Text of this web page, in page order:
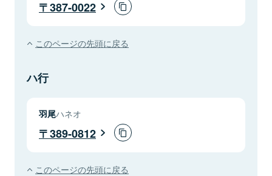
387-0022
このページの先頭に戻る
ハ行
羽尾ハネオ
389-0812
このページの先頭に戻る